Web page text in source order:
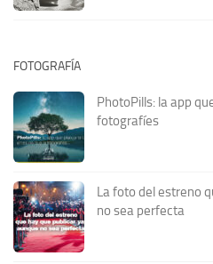
FOTOGRAFÍA
PhotoPills: la app
fotografíes
La foto del estreno
no sea perfecta